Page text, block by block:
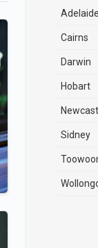
Adelaide
Cairns
Darwin
Hobart
Sidney